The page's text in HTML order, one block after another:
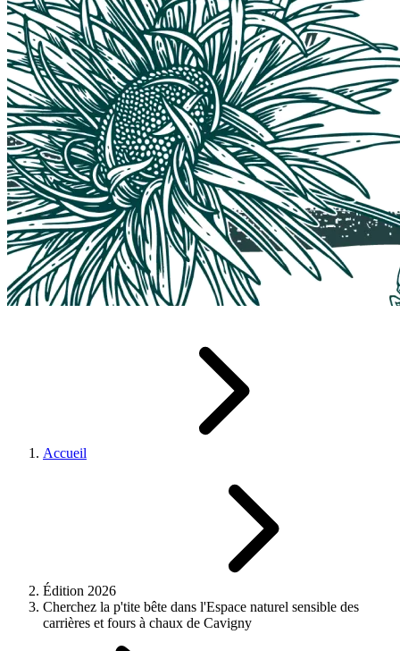
Accueil
Édition 2026
Cherchez la p'tite bête dans l'Espace naturel sensible des
carrières et fours à chaux de Cavigny